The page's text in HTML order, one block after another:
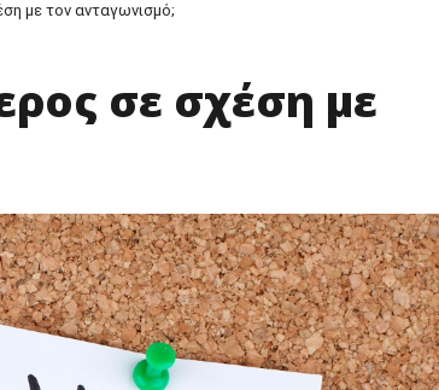
με τον ανταγωνισμό;
σε σχέση με